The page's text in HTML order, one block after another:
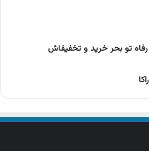
تو بحر خرید و تخفیفاش